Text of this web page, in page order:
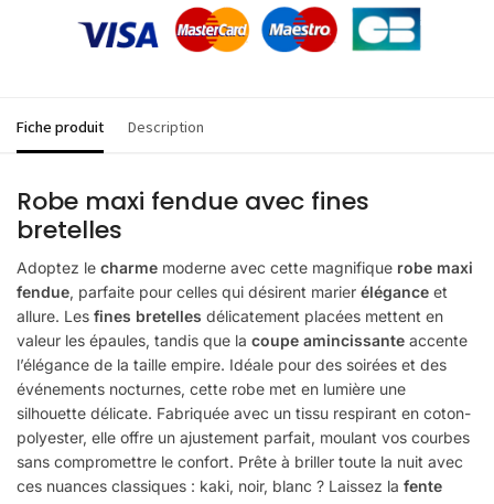
Fiche produit Description
Robe maxi fendue avec fines
bretelles
Adoptez le charme moderne avec cette magnifique robe maxi
fendue, parfaite pour celles qui désirent marier élégance et
allure. Les fines bretelles délicatement placées mettent en
valeur les épaules, tandis que la coupe amincissante accente
l’élégance de la taille empire. Idéale pour des soirées et des
événements nocturnes, cette robe met en lumière une
silhouette délicate. Fabriquée avec un tissu respirant en coton-
polyester, elle offre un ajustement parfait, moulant vos courbes
sans compromettre le confort. Prête à briller toute la nuit avec
ces nuances classiques : kaki, noir, blanc ? Laissez la fente